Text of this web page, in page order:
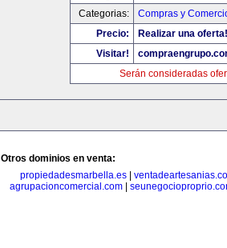
Categorias:
Compras y
Precio:
Realizar una oferta!
Visitar!
Serán consideradas
Otros dominios en venta:
propiedadesmarbella.es|
agrupacioncomercial.com